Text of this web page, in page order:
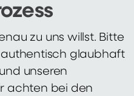
zu uns willst. Bitte
glaubhaft
unseren
achten bei den